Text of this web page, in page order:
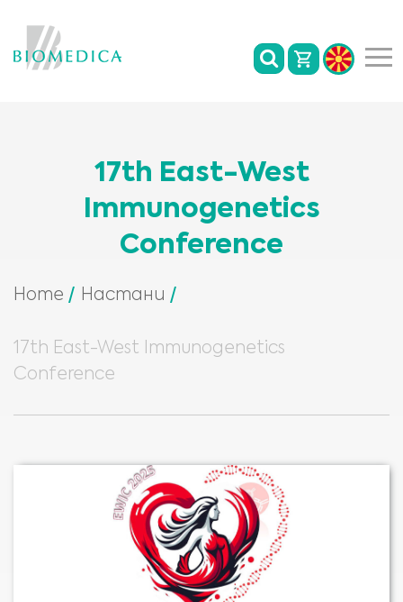
17th East-West
Immunogenetics
Conference
Home Настани
17th East-West Immunogenetics
Conference